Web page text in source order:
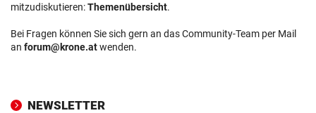
mitzudiskutieren:Themenübersicht.
Bei Fragen können Sie sich gern an das Community-Team per Mail
an forum@krone.atwenden.
NEWSLETTER